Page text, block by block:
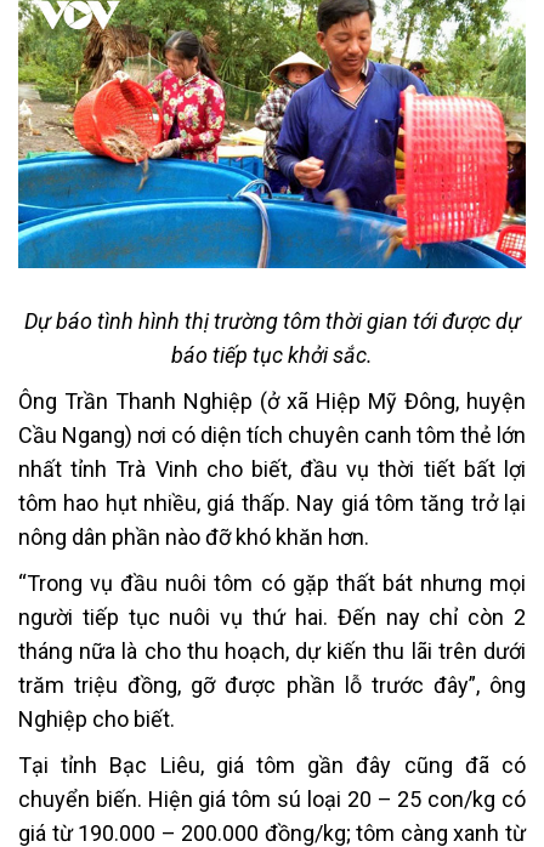
Dự báo tình hình thị trường tôm thời gian tới được dự
báo tiếp tục khởi sắc.
Ông Trần Thanh Nghiệp (ở xã Hiệp Mỹ Đông, huyện
Cầu Ngang) nơi có diện tích chuyên canh tôm thẻ lớn
nhất tỉnh Trà Vinh cho biết, đầu vụ thời tiết bất lợi
tôm hao hụt nhiều, giá thấp. Nay giá tôm tăng trở lại
nông dân phần nào đỡ khó khăn hơn.
“Trong vụ đầu nuôi tôm có gặp thất bát nhưng mọi
người tiếp tục nuôi vụ thứ hai. Đến nay chỉ còn 2
tháng nữa là cho thu hoạch, dự kiến thu lãi trên dưới
trăm triệu đồng, gỡ được phần lỗ trước đây”, ông
Nghiệp cho biết.
Tại tỉnh Bạc Liêu, giá tôm gần đây cũng đã có
chuyển biến. Hiện giá tôm sú loại 20 – 25 con/kg có
giá từ 190.000 – 200.000 đồng/kg; tôm càng xanh từ